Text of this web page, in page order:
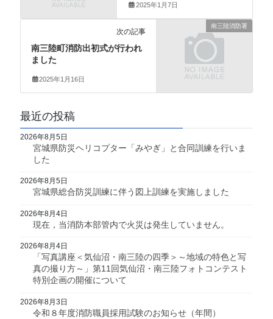
2025年1月7日
南三陸消防署
次の記事
南三陸町消防出初式が行われ
ました
2025年1月16日
最近の投稿
宮城県防災ヘリコプター「みやぎ」と合同訓練を行いま
した
2026年8月5日
宮城県総合防災訓練に伴う図上訓練を実施しました
2026年8月5日
現在，当消防本部管内で火災は発生していません。
2026年8月4日
「写真講座＜気仙沼・南三陸の四季＞～地域の特色と写
真の撮り方～」第11回気仙沼・南三陸フォトコンテスト
特別企画の開催について
2026年8月4日
令和８年度消防職員採用試験のお知らせ（年間）
2026年8月3日